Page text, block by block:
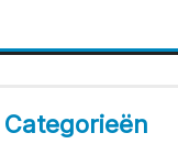
Categorieën